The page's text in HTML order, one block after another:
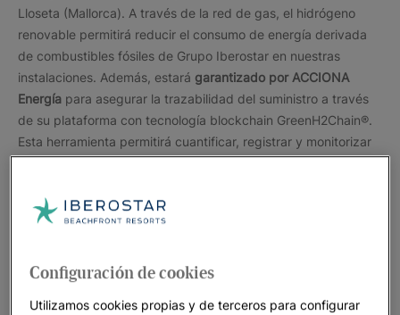
Lloseta (Mallorca). A través de la red de gas, el hidrógeno
renovable permitirá reducir el consumo de energía derivada
de combustibles fósiles de Grupo Iberostar en nuestras
instalaciones. Además, estará garantizado por ACCIONA
Energía para asegurar la trazabilidad del suministro a través
de su plataforma con tecnología blockchain GreenH2Chain®.
Esta herramienta permitirá cuantificar, registrar y monitorizar
el consumo de hidrógeno renovable que recibe en el mix de
proporcional de los hoteles de Mallorca, lo que contribuye al
desarrollo de un modelo de turismo sostenible en las Islas
El acuerdo prevé la venta de hidrógeno y asignación de
Garantías de Origen a Grupo Iberostar de entre 5 y 10
Configuración de cookies
Utilizamos cookies propias y de terceros para configurar